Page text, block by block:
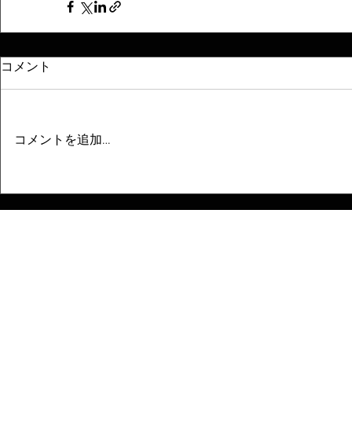
コメント
コメントを追加…